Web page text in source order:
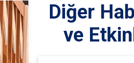
Diğer
ve